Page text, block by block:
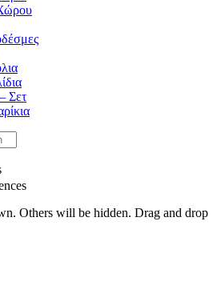
Σετ
Others will be hidden. Drag and drop